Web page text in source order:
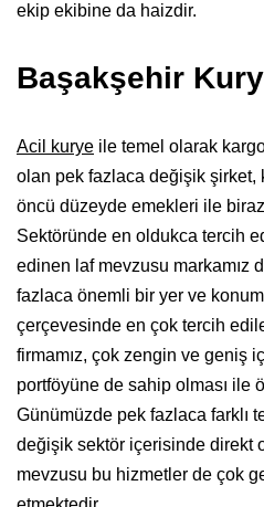
ekip ekibine da haizdir.
Başakşehir
Acil kurye ile temel olarak
olan pek fazlaca değişik şirket,
öncü düzeyde emekleri ile biraz
Sektöründe en oldukca tercih
edinen laf mevzusu markamız
fazlaca önemli bir yer ve
çerçevesinde en çok tercih
firmamız, çok zengin ve geniş
portföyüne de sahip olması ile
Günümüzde pek fazlaca farklı
değişik sektör içerisinde direkt
mevzusu bu hizmetler de çok